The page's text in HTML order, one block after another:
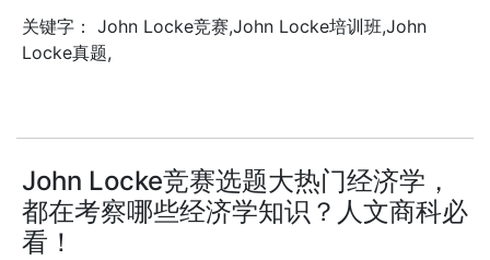
关键字： John Locke竞赛,John Locke培训班,John
Locke真题,
John Locke竞赛选题大热门经济学，
都在考察哪些经济学知识？人文商科必
看！